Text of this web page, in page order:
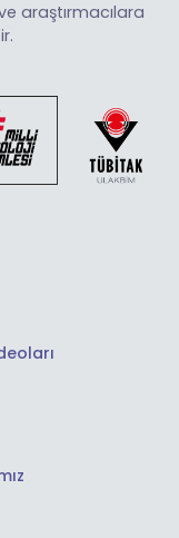
araştırmacılara